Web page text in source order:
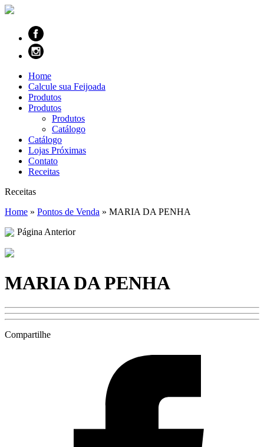
Home
Calcule sua Feijoada
Produtos
Produtos
Produtos
Catálogo
Catálogo
Lojas Próximas
Contato
Receitas
Receitas
Home » Pontos de Venda » MARIA DA PENHA
Página Anterior
MARIA DA PENHA
Compartilhe